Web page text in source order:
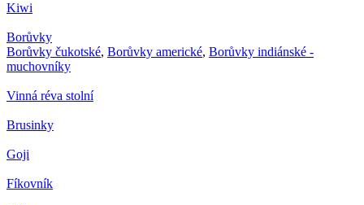
Kiwi
Borůvky
Borůvky čukotské, Borůvky americké, Borůvky indiánské -
muchovníky
Vinná réva stolní
Brusinky
Goji
Fíkovník